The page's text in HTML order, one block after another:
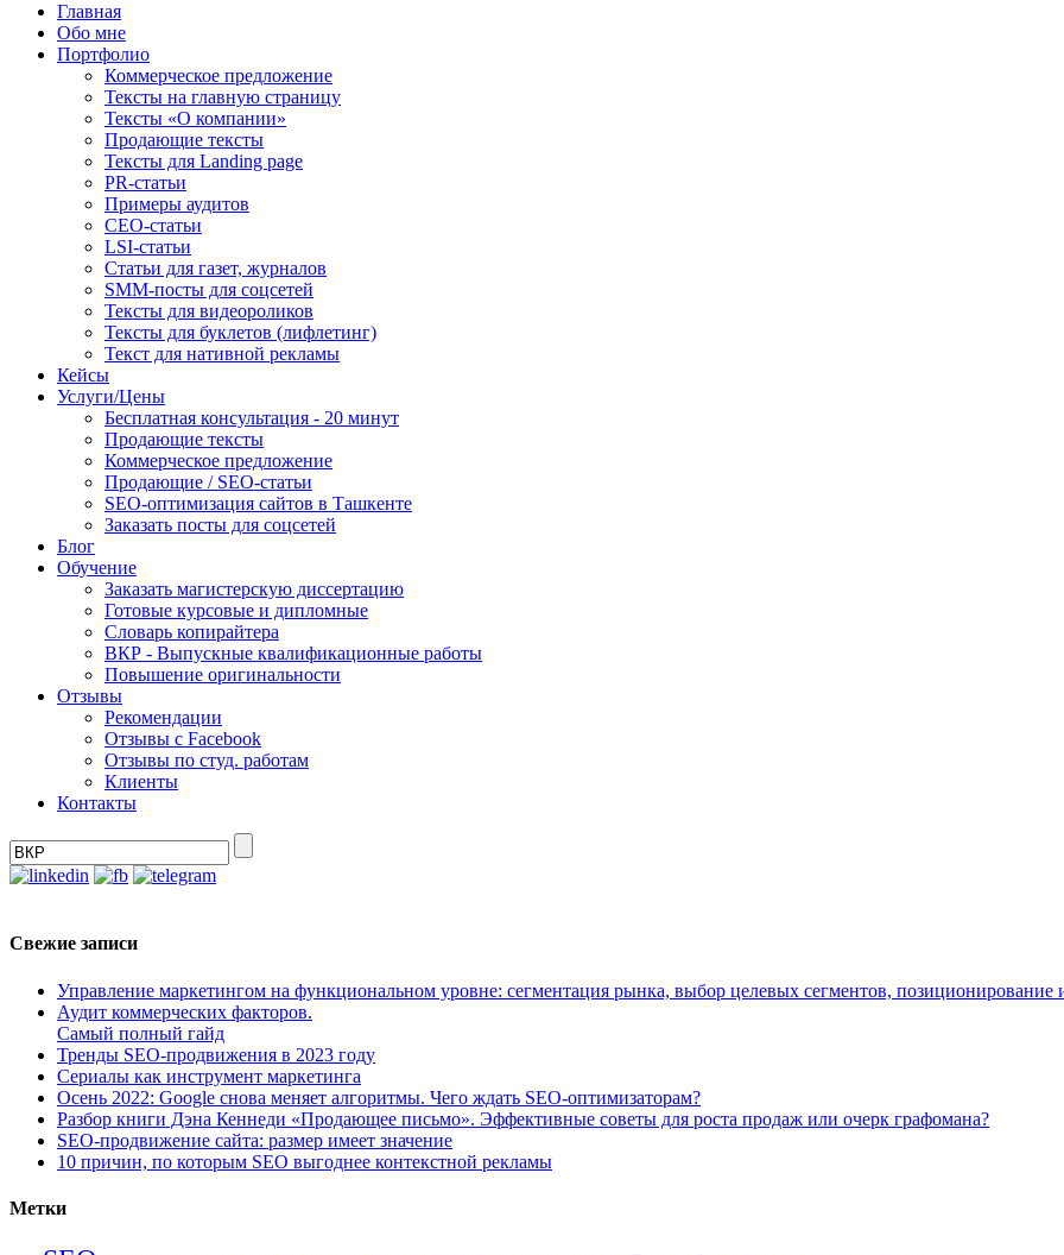
Главная
Обо мне
Портфолио
Коммерческое предложение
Тексты на главную страницу
Тексты «О компании»
Продающие тексты
Тексты для Landing page
PR-статьи
Примеры аудитов
СЕО-статьи
LSI-статьи
Статьи для газет, журналов
SMM-посты для соцсетей
Тексты для видеороликов
Тексты для буклетов (лифлетинг)
Текст для нативной рекламы
Кейсы
Услуги/Цены
Бесплатная консультация - 20 минут
Продающие тексты
Коммерческое предложение
Продающие / SEO-статьи
SEO-оптимизация сайтов в Ташкенте
Заказать посты для соцсетей
Блог
Обучение
Заказать магистерскую диссертацию
Готовые курсовые и дипломные
Словарь копирайтера
ВКР - Выпускные квалификационные работы
Повышение оригинальности
Отзывы
Рекомендации
Отзывы с Facebook
Отзывы по студ. работам
Клиенты
Контакты
Свежие записи
Управление маркетингом на функциональном уровне: сегментация рынка, выбор целевых сегментов, позиционирование
Аудит коммерческих факторов.
Самый полный гайд
Тренды SEO-продвижения в 2023 году
Сериалы как инструмент маркетинга
Осень 2022: Google снова меняет алгоритмы. Чего ждать SEO-оптимизаторам?
Разбор книги Дэна Кеннеди «Продающее письмо». Эффективные советы для роста продаж или очерк графомана?
SEO-продвижение сайта: размер имеет значение
10 причин, по которым SEO выгоднее контекстной рекламы
Метки